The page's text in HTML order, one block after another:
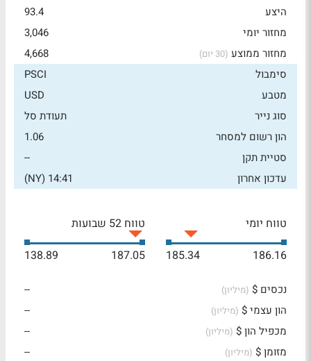
היצע
93.4
מחזור יומי
3,046
מחזור ממוצע (30 יום)
4,668
סימבול
PSCI
מטבע
USD
סוג נייר
תעודת סל
הון רשום למסחר
1.06
סטיית תקן
--
עדכון אחרון
14:41 (NY)
טווח יומי
186.16
185.34
טווח 52 שבועות
187.05
138.89
נכסים $ (מיליון)
--
הון עצמי $ (מיליון)
--
מכפיל הון $ (מיליון)
--
מזומן $ (מיליון)
--